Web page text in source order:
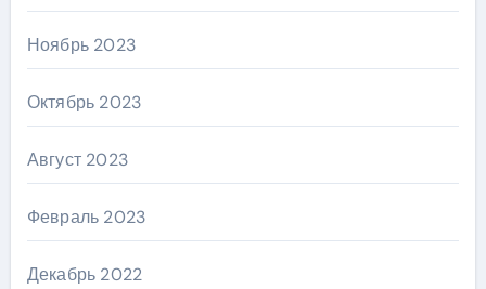
Ноябрь 2023
Октябрь 2023
Август 2023
Февраль 2023
Декабрь 2022